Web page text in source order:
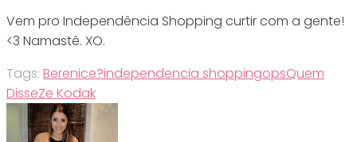
Vem pro Independência Shopping curtir com a gente!
<3 Namastê. XO.
Tags: Berenice?independencia shoppingopsQuem
DisseZe Kodak